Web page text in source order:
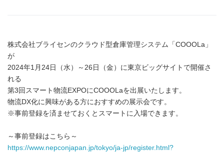
株式会社ブライセンのクラウド型倉庫管理システム「COOOLa」
が
2024年1月24日（水）～26日（金）に東京ビッグサイトで開催さ
れる
第3回スマート物流EXPOにCOOOLaを出展いたします。
物流DX化に興味がある方におすすめの展示会です。
※事前登録を済ませておくとスマートに入場できます。
～事前登録はこちら～
https://www.nepconjapan.jp/tokyo/ja-jp/register.html?